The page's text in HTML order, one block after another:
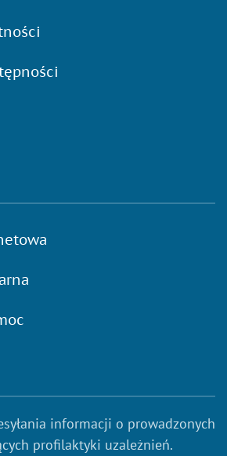
informacji o prowadzonych
profilaktyki uzależnień.